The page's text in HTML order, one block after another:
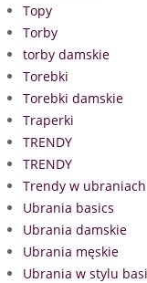
Topy
Torby
torby damskie
Torebki
Torebki damskie
Traperki
TRENDY
TRENDY
Trendy w ubraniach
Ubrania basics
Ubrania damskie
Ubrania męskie
Ubrania w stylu